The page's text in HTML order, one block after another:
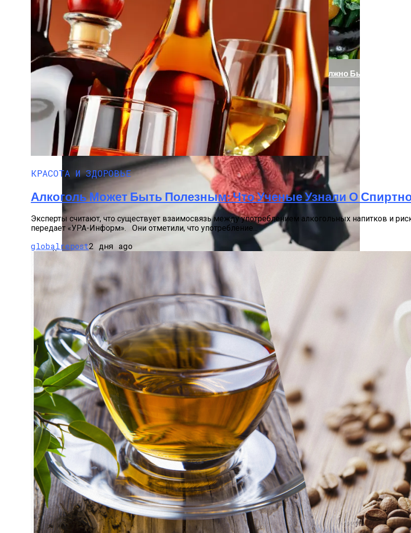
Снять Квартиру Для Отдыха: Лучшие Регионы И Предложения
Hongqi Расширит Модельный Ряд В России
Самый Полезный Продукт Для Защиты Костей От Старения: Что Должно Быть В Рационе
Спускаться Или Подниматься По Лестнице: Медики Пояснили, Что Полезнее Для
КРАСОТА И ЗДОРОВЬЕ
Алкоголь Может Быть Полезным: Что Ученые Узнали О
Эксперты считают, что существует взаимосвязь между употреблением алкогольных напитков и
передает «УРА-Информ». Они отметили, что употребление...
globalrepost2 дня ago